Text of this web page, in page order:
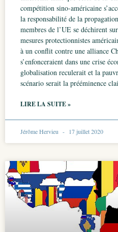
compétition sino-américaine
la responsabilité de la
membres de l’UE se déchirent
mesures protectionnistes
à un conflit contre une alliance
s’enfonceraient dans une crise
globalisation reculerait et la
scénario serait la prééminence
LIRE LA SUITE »
Jérôme Hervieu 17 juillet 2020